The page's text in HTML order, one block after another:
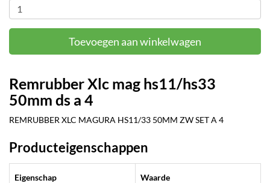
Toevoegen aan winkelwagen
Remrubber Xlc mag hs11/hs33
50mm ds a 4
REMRUBBER XLC MAGURA HS11/33 50MM ZW SET A 4
Producteigenschappen
Eigenschap Waarde